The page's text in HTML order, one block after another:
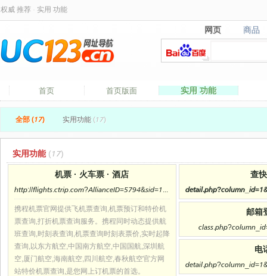
权威 推荐 实用 功能
网页
网页 商品
商品
首页 首页版面 实用 功能
全部 (17) 实用功能 (17)
实用功能 (17)
机票 · 火车票 ·酒店
http://flights.ctrip.com?AllianceID=5794&sid=150265&ouid=&app=0301C00/
携程机票官网提供飞机票查询,机票预订和特价机
票查询,打折机票查询服务。携程同时动态提供航
班查询,时刻表查询,机票查询时刻表票价,实时起降
查询,以东方航空,中国南方航空,中国国航,深圳航
空,厦门航空,海南航空,四川航空,春秋航空官方网
站特价机票查询,是您网上订机票的首选。
查
邮箱
电